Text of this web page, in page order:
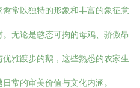
常以独特的形象和丰富的象征意
无论是憨态可掬的母鸡、骄傲昂
雅踱步的鹅，这些熟悉的农家生
常的审美价值与文化内涵。